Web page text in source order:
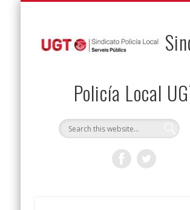
Policía Local